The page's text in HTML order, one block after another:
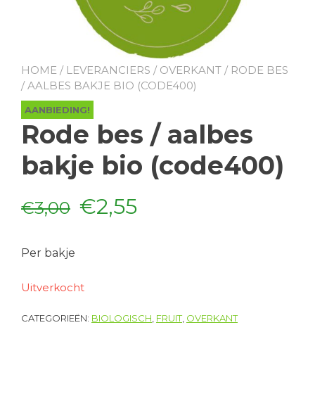
HOME / LEVERANCIERS / OVERKANT / RODE BES
/ AALBES BAKJE BIO (CODE400)
AANBIEDING!
Rode bes / aalbes
bakje bio (code400)
€3,00 Oorspronkelijke
€2,55Huidige
Per bakje
Uitverkocht
CATEGORIEËN: BIOLOGISCH FRUIT, OVERKANT